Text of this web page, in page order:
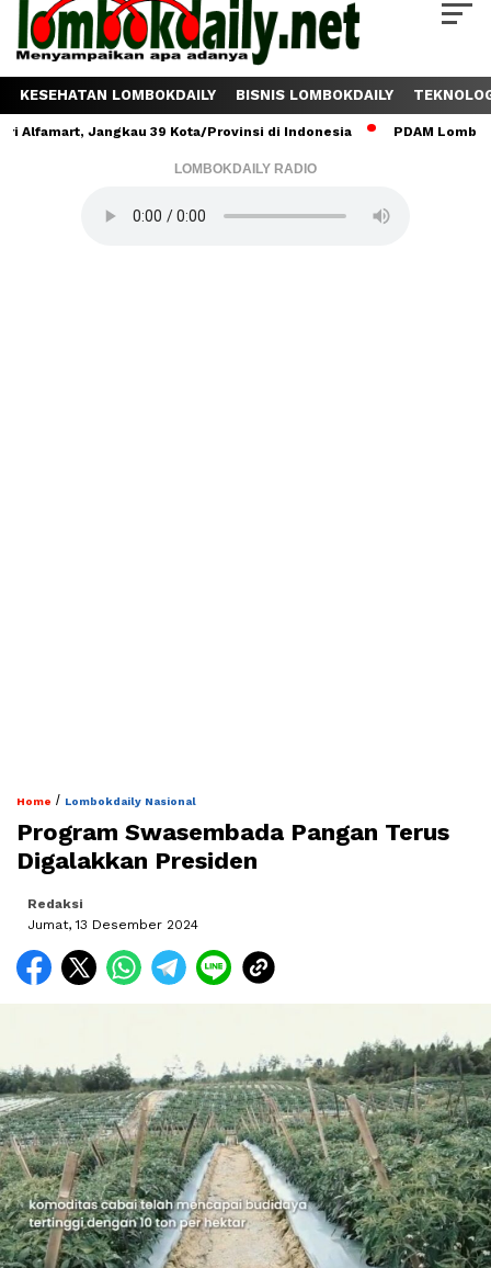
KESEHATAN LOMBOKDAILY BISNIS LOMBOKDAILY
Jangkau 39 Kota/Provinsi di Indonesia PDAM Lombok
LOMBOKDAILY RADIO
Home / Lombokdaily Nasional
Program Swasembada Pangan Terus
Digalakkan Presiden
Redaksi
Jumat, 13 Desember 2024